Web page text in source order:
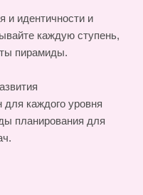
и идентичности и
каждую ступень,
пирамиды.
каждого уровня
планирования для